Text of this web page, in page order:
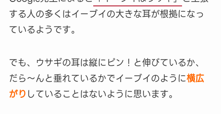
する人の多くはイーブイの大きな耳が根拠になっ
ているようです。
でも、ウサギの耳は縦にピン！と伸びているか、
だら～んと垂れているかでイーブイのように横広
がりしていることはないように思います。